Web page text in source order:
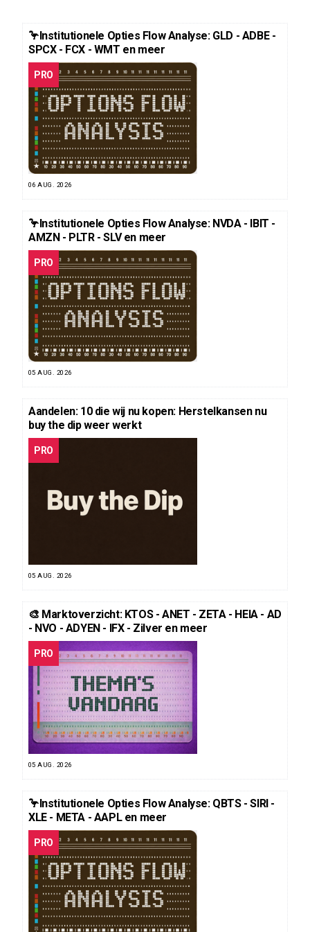
🦩Institutionele Opties Flow Analyse: GLD - ADBE -
SPCX - FCX - WMT en meer
PRO
06 AUG. 2026
🦩Institutionele Opties Flow Analyse: NVDA - IBIT -
AMZN - PLTR - SLV en meer
PRO
05 AUG. 2026
Aandelen: 10 die wij nu kopen: Herstelkansen nu
buy the dip weer werkt
PRO
05 AUG. 2026
🎨 Marktoverzicht: KTOS - ANET - ZETA - HEIA - AD
- NVO - ADYEN - IFX - Zilver en meer
PRO
05 AUG. 2026
🦩Institutionele Opties Flow Analyse: QBTS - SIRI -
XLE - META - AAPL en meer
PRO